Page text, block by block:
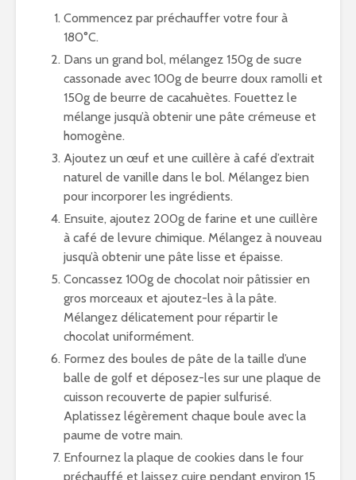
Commencez par préchauffer votre four à
180°C.
Dans un grand bol, mélangez 150g de sucre
cassonade avec 100g de beurre doux ramolli et
150g de beurre de cacahuètes. Fouettez le
mélange jusqu’à obtenir une pâte crémeuse et
homogène.
Ajoutez un œuf et une cuillère à café d’extrait
naturel de vanille dans le bol. Mélangez bien
pour incorporer les ingrédients.
Ensuite, ajoutez 200g de farine et une cuillère
à café de levure chimique. Mélangez à nouveau
jusqu’à obtenir une pâte lisse et épaisse.
Concassez 100g de chocolat noir pâtissier en
gros morceaux et ajoutez-les à la pâte.
Mélangez délicatement pour répartir le
chocolat uniformément.
Formez des boules de pâte de la taille d’une
balle de golf et déposez-les sur une plaque de
cuisson recouverte de papier sulfurisé.
Aplatissez légèrement chaque boule avec la
paume de votre main.
Enfournez la plaque de cookies dans le four
préchauffé et laissez cuire pendant environ 15